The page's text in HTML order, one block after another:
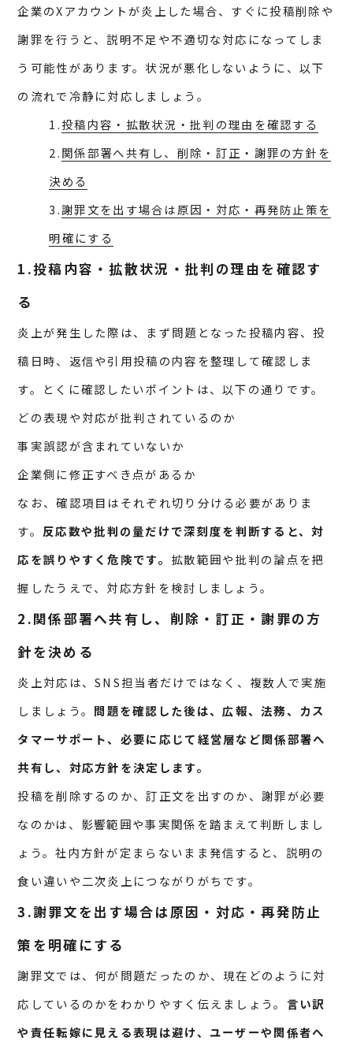
企業のXアカウントが炎上した場合、すぐに投稿削除や
謝罪を行うと、説明不足や不適切な対応になってしま
う可能性があります。状況が悪化しないように、以下
の流れで冷静に対応しましょう。
1.投稿内容・拡散状況・批判の理由を確認する
2.関係部署へ共有し、削除・訂正・謝罪の方針を
決める
3.謝罪文を出す場合は原因・対応・再発防止策を
明確にする
1.投稿内容・拡散状況・批判の理由を確認す
る
炎上が発生した際は、まず問題となった投稿内容、投
稿日時、返信や引用投稿の内容を整理して確認しま
す。とくに確認したいポイントは、以下の通りです。
どの表現や対応が批判されているのか
事実誤認が含まれていないか
企業側に修正すべき点があるか
なお、確認項目はそれぞれ切り分ける必要がありま
す。 反応数や批判の量だけで深刻度を判断すると、対
応を誤りやすく危険です。 拡散範囲や批判の論点を把
握したうえで、対応方針を検討しましょう。
2.関係部署へ共有し、削除・訂正・謝罪の方
針を決める
炎上対応は、SNS担当者だけではなく、複数人で実施
しましょう。 問題を確認した後は、広報、法務、カス
タマーサポート、必要に応じて経営層など関係部署へ
共有し、対応方針を決定します。
投稿を削除するのか、訂正文を出すのか、謝罪が必要
なのかは、影響範囲や事実関係を踏まえて判断しまし
ょう。社内方針が定まらないまま発信すると、説明の
食い違いや二次炎上につながりがちです。
3.謝罪文を出す場合は原因・対応・再発防止
策を明確にする
謝罪文では、何が問題だったのか、現在どのように対
応しているのかをわかりやすく伝えましょう。 言い訳
や責任転嫁に見える表現は避け、ユーザーや関係者へ